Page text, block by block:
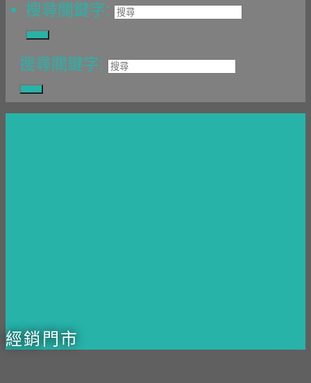
搜尋關鍵字:
搜尋關鍵字:
經銷門市